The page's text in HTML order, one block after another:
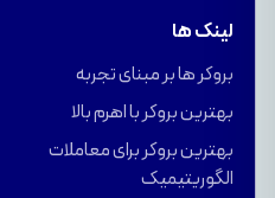
لینک ها
بروکر ها بر مبنای تجربه
بهترین بروکر با اهرم بالا
بهترین بروکر برای معاملات
الگوریتیمیک